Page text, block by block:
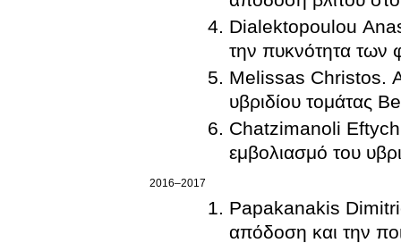
Dialektopoulou
την πυκνότητα των
Melissas Christos.
υβριδίου τομάτας
Chatzimanoli
εμβολιασμό του
2016–2017
Papakanakis
απόδοση και την